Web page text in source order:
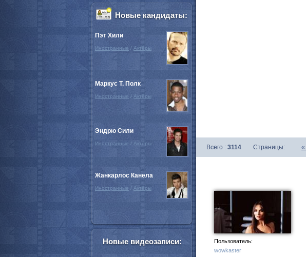
Всего : 3114 Страницы: «
Пользователь:
wowkaster
Новые кандидаты:
Пэт Хили
Иностранные / Актёры
Маркус Т. Полк
Иностранные / Актёры
Эндрю Сили
Иностранные / Актёры
Жанкарлос Канела
Иностранные / Актёры
Новые видеозаписи: